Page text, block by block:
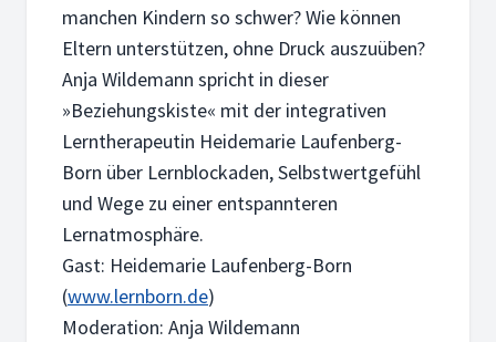
manchen Kindern so schwer? Wie können
Eltern unterstützen, ohne Druck auszuüben?
Anja Wildemann spricht in dieser
»Beziehungskiste« mit der integrativen
Lerntherapeutin Heidemarie Laufenberg-
Born über Lernblockaden, Selbstwertgefühl
und Wege zu einer entspannteren
Lernatmosphäre.
Gast: Heidemarie Laufenberg-Born
(www.lernborn.de)
Moderation: Anja Wildemann